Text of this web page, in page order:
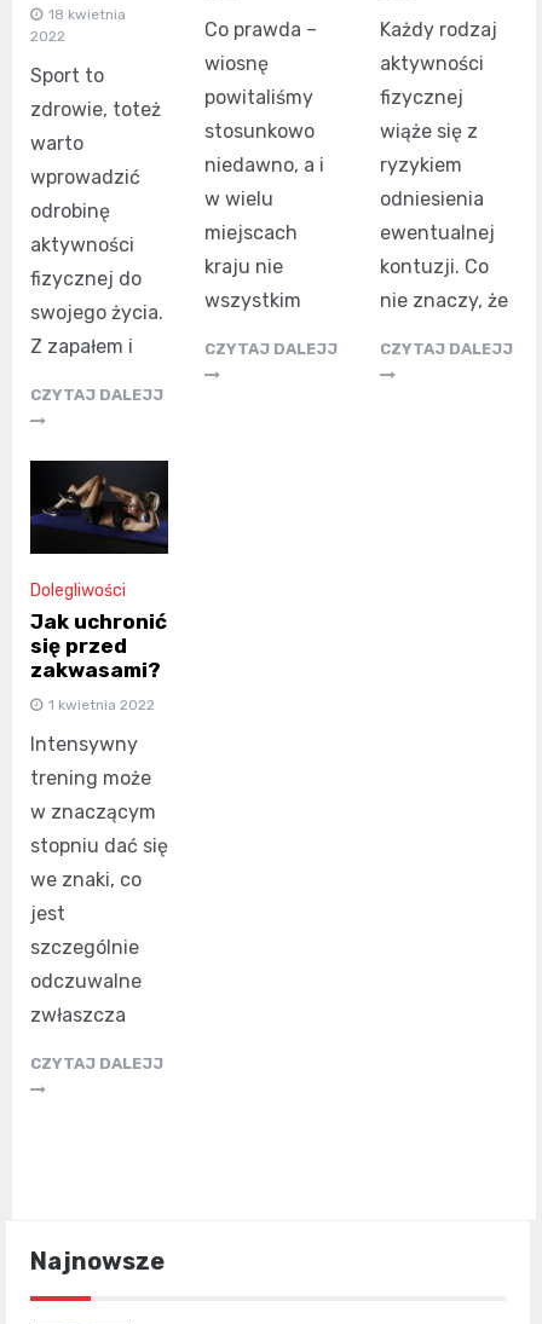
18 kwietnia
2022
Sport to
zdrowie, toteż
warto
wprowadzić
odrobinę
aktywności
fizycznej do
swojego życia.
Z zapałem i
CZYTAJ DALEJJ
Co prawda –
wiosnę
powitaliśmy
stosunkowo
niedawno, a i
w wielu
miejscach
kraju nie
wszystkim
CZYTAJ DALEJJ
Każdy rodzaj
aktywności
fizycznej
wiąże się z
ryzykiem
odniesienia
ewentualnej
kontuzji. Co
nie znaczy, że
CZYTAJ DALEJJ
Dolegliwości
Jak uchronić
się przed
zakwasami?
1 kwietnia 2022
Intensywny
trening może
w znaczącym
stopniu dać się
we znaki, co
jest
szczególnie
odczuwalne
zwłaszcza
CZYTAJ DALEJJ
Najnowsze